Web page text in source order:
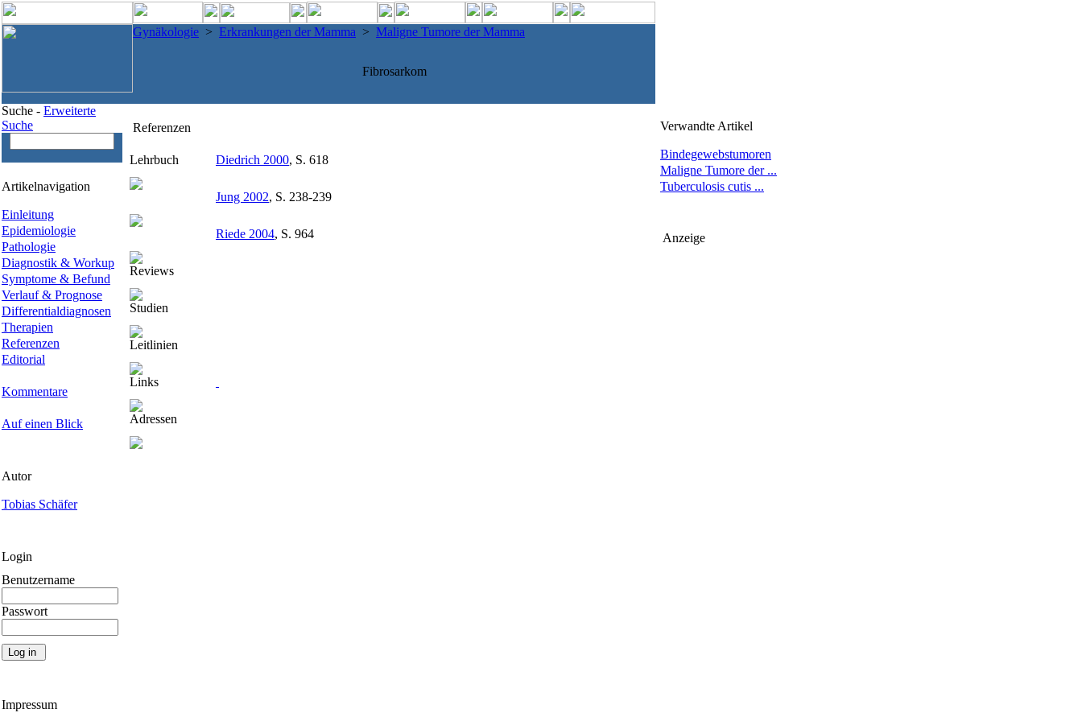
Gynäkologie > Erkrankungen der Mamma > Maligne Tumore der Mamma
Fibrosarkom
Suche - Erweiterte
Suche
Artikelnavigation
Einleitung
Epidemiologie
Pathologie
Diagnostik & Workup
Symptome & Befund
Verlauf & Prognose
Differentialdiagnosen
Therapien
Referenzen
Editorial
Kommentare
Auf einen Blick
Autor
Tobias Schäfer
Login
Benutzername
Passwort
Impressum
Referenzen
Lehrbuch Diedrich 2000, S. 618
Jung 2002, S. 238-239
Riede 2004, S. 964
Reviews
Studien
Leitlinien
Links
Adressen
Verwandte Artikel
Bindegewebstumoren
Maligne Tumore der ...
Tuberculosis cutis ...
Anzeige